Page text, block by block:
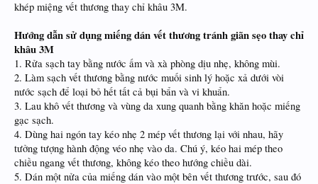
khép miệng vết thương thay chỉ khâu 3M.
Hướng dẫn sử dụng miếng dán vết thương tránh giãn sẹo thay chỉ
khâu 3M
1. Rửa sạch tay bằng nước ấm và xà phòng dịu nhẹ, không mùi.
2. Làm sạch vết thương bằng nước muối sinh lý hoặc xả dưới vòi
nước sạch để loại bỏ hết tất cả bụi bẩn và vi khuẩn.
3. Lau khô vết thương và vùng da xung quanh bằng khăn hoặc miếng
gạc sạch.
4. Dùng hai ngón tay kéo nhẹ 2 mép vết thương lại với nhau, hãy
tưởng tượng hành động véo nhẹ vào da. Chú ý, kéo hai mép theo
chiều ngang vết thương, không kéo theo hướng chiều dài.
5. Dán một nửa của miếng dán vào một bên vết thương trước, sau đó